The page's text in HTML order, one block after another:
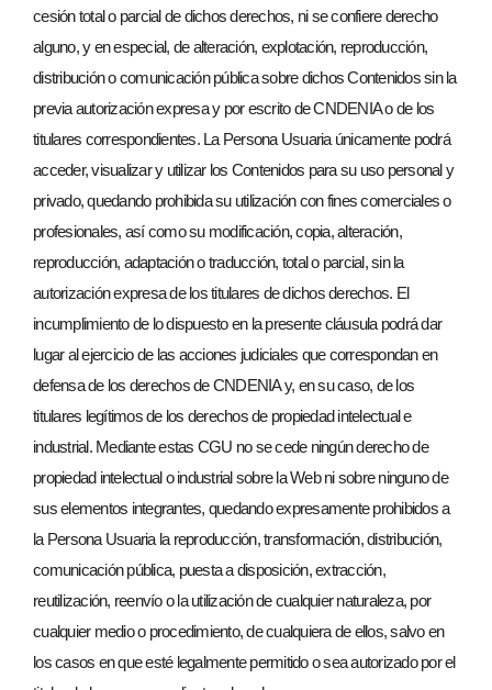
cesión total o parcial de dichos derechos, ni se confiere derecho
alguno, y en especial, de alteración, explotación, reproducción,
distribución o comunicación pública sobre dichos Contenidos sin la
previa autorización expresa y por escrito de CNDENIA o de los
titulares correspondientes. La Persona Usuaria únicamente podrá
acceder, visualizar y utilizar los Contenidos para su uso personal y
privado, quedando prohibida su utilización con fines comerciales o
profesionales, así como su modificación, copia, alteración,
reproducción, adaptación o traducción, total o parcial, sin la
autorización expresa de los titulares de dichos derechos. El
incumplimiento de lo dispuesto en la presente cláusula podrá dar
lugar al ejercicio de las acciones judiciales que correspondan en
defensa de los derechos de CNDENIA y, en su caso, de los
titulares legítimos de los derechos de propiedad intelectual e
industrial. Mediante estas CGU no se cede ningún derecho de
propiedad intelectual o industrial sobre la Web ni sobre ninguno de
sus elementos integrantes, quedando expresamente prohibidos a
la Persona Usuaria la reproducción, transformación, distribución,
comunicación pública, puesta a disposición, extracción,
reutilización, reenvío o la utilización de cualquier naturaleza, por
cualquier medio o procedimiento, de cualquiera de ellos, salvo en
los casos en que esté legalmente permitido o sea autorizado por el